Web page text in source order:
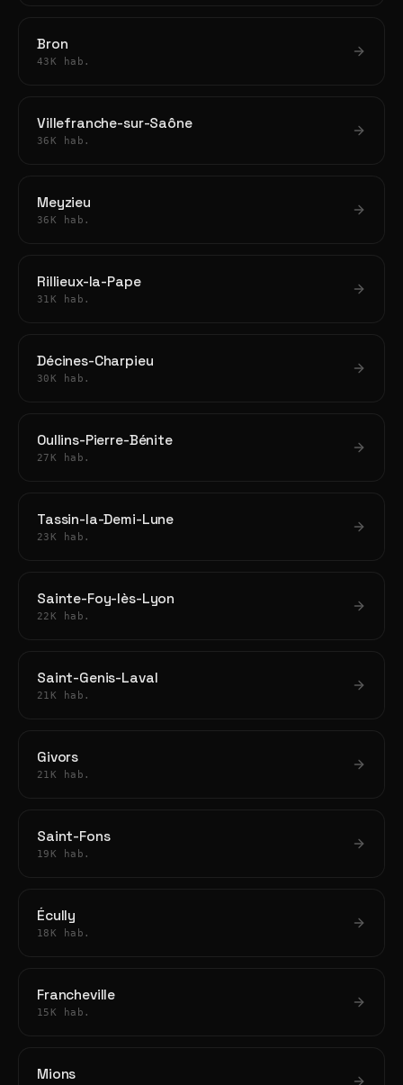
Bron
43K hab.
Villefranche-sur-Saône
36K hab.
Meyzieu
36K hab.
Rillieux-la-Pape
31K hab.
Décines-Charpieu
30K hab.
Oullins-Pierre-Bénite
27K hab.
Tassin-la-Demi-Lune
23K hab.
Sainte-Foy-lès-Lyon
22K hab.
Saint-Genis-Laval
21K hab.
Givors
21K hab.
Saint-Fons
19K hab.
Écully
18K hab.
Francheville
15K hab.
Mions